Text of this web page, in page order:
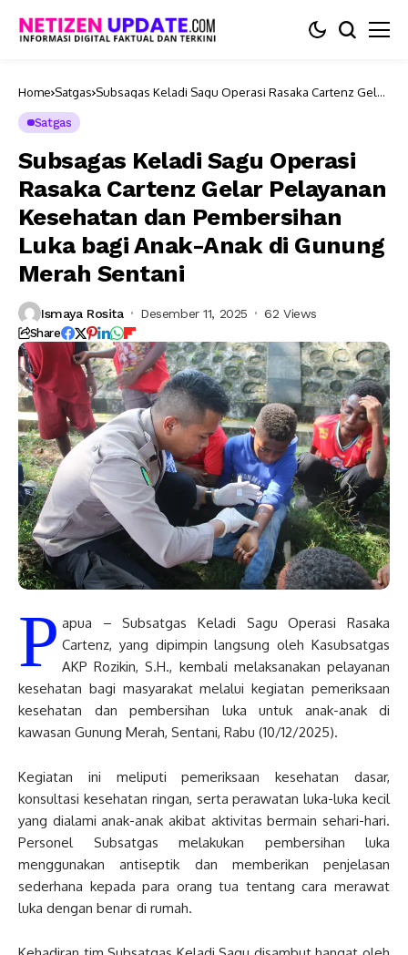
Home Satgas Subsagas Keladi Sagu Operasi Rasaka Cartenz Gelar
Satgas
Subsagas Keladi Sagu Operasi
Rasaka Cartenz Gelar Pelayanan
Kesehatan dan Pembersihan
Luka bagi Anak-Anak di Gunung
Merah Sentani
Ismaya Rosita Desember 11, 2025 62 Views
Share
P apua – Subsatgas Keladi Sagu Operasi Rasaka
Cartenz, yang dipimpin langsung oleh Kasubsatgas
AKP Rozikin, S.H., kembali melaksanakan pelayanan
kesehatan bagi masyarakat melalui kegiatan pemeriksaan
kesehatan dan pembersihan luka untuk anak-anak di
kawasan Gunung Merah, Sentani, Rabu (10/12/2025).
Kegiatan ini meliputi pemeriksaan kesehatan dasar,
konsultasi kesehatan ringan, serta perawatan luka-luka kecil
yang dialami anak-anak akibat aktivitas bermain sehari-hari.
Personel Subsatgas melakukan pembersihan luka
menggunakan antiseptik dan memberikan penjelasan
sederhana kepada para orang tua tentang cara merawat
luka dengan benar di rumah.